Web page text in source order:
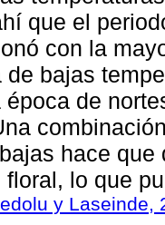
que el
con la
de bajas
de
hace
lo que
y Laseinde,